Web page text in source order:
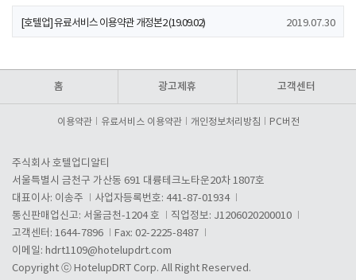
[호텔업] 유료서비스 이용약관 개정본2 (19.09.02) 2019.07.30
홈 광고제휴 고객센터
이용약관 유료서비스 이용약관 개인정보처리방침 PC버전
주식회사 호텔업디알티
서울특별시 금천구 가산동 691 대륭테크노타운20차 1807호
대표이사: 이송주
사업자등록번호: 441-87-01934
통신판매업신고: 서울금천-1204 호
직업정보: J1206020200010
고객센터: 1644-7896
Fax: 02-2225-8487
이메일: hdrt1109@hotelupdrt.com
Copyright ⓒ HotelupDRT Corp. All Right Reserved.